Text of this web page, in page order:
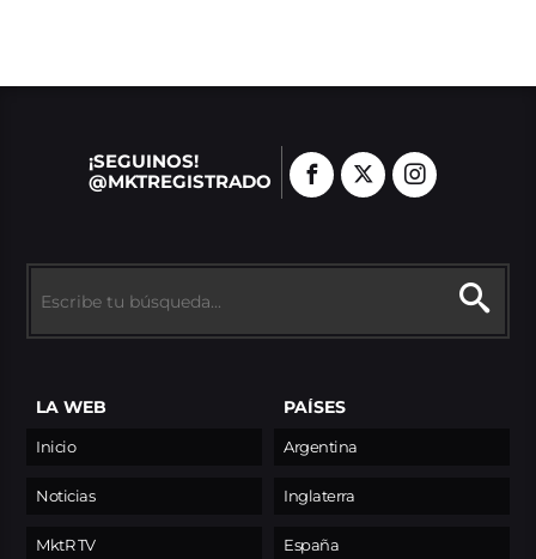
¡SEGUINOS!
@MKTREGISTRADO
LA WEB
Inicio
Noticias
MktR TV
PAÍSES
Argentina
Inglaterra
España